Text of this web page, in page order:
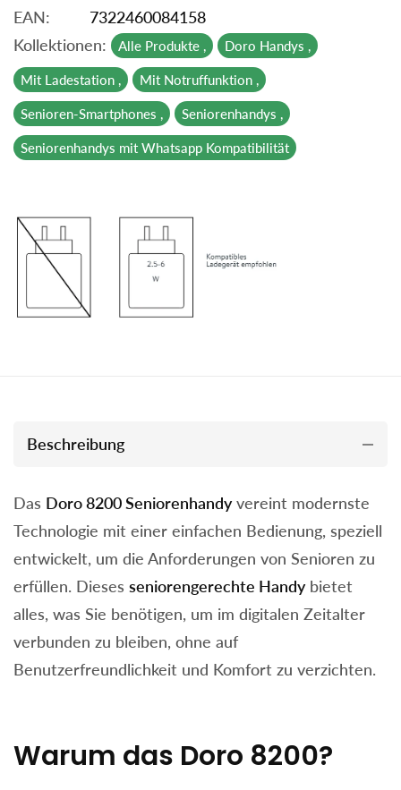
EAN:
7322460084158
Kollektionen:
Alle Produkte , Doro Handys ,
Mit Ladestation , Mit Notruffunktion ,
Senioren-Smartphones , Seniorenhandys ,
Seniorenhandys mit Whatsapp Kompatibilität
Beschreibung
Das Doro 8200 Seniorenhandyvereint modernste
Technologie mit einer einfachen Bedienung, speziell
entwickelt, um die Anforderungen von Senioren zu
erfüllen. Dieses seniorengerechte Handybietet
alles, was Sie benötigen, um im digitalen Zeitalter
verbunden zu bleiben, ohne auf
Benutzerfreundlichkeit und Komfort zu verzichten.
Warum das Doro 8200?